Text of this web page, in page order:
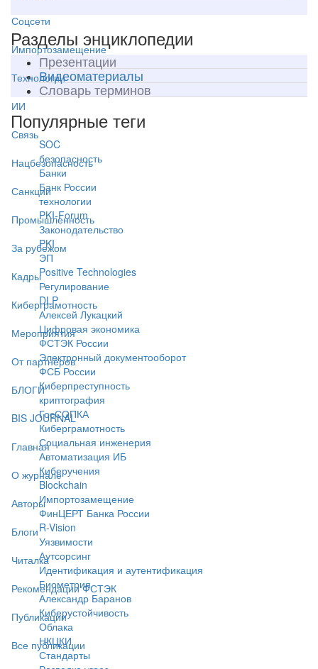
Соцсети
Импортозамещение
Технологии
ИИ
Связь
Нацбезопасность
Санкции
Промышленность
За рубежом
Кадры
Киберграмотность
Мероприятия
От партнёров
БЛОГИ
BIS JOURNAL
Главная
О журнале
Авторы
Блоги
Читалка
Рекомендации ФСТЭК
Публикации
Все публикации
Разделы энциклопедии
Презентации
Видеоматериалы
Словарь терминов
Популярные теги
SOC
безопасность
Банки
Банк России
технологии
PKI-Forum
Законодательство
PKI
ЭП
Positive Technologies
Регулирование
DLP
Алексей Лукацкий
Цифровая экономика
ФСТЭК России
Электронный документооборот
ФСБ России
Киберпреступность
криптография
ГосСОПКА
Киберграмотность
Социальная инженерия
Автоматизация ИБ
Киберучения
Blockchain
Импортозамещение
ФинЦЕРТ Банка России
R-Vision
Уязвимости
Аутсорсинг
Идентификация и аутентификация
Биометрия
Александр Баранов
Киберустойчивость
Облака
НКЦКИ
Стандарты